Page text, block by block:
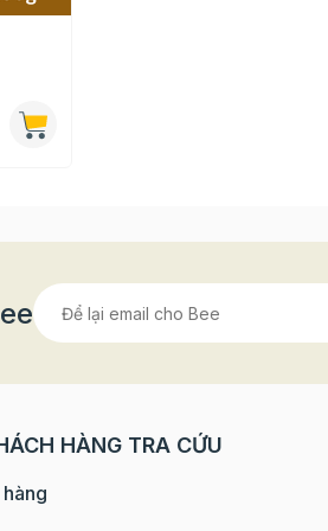
của khuôn hoặc cho bột vào để
HÀNG TRA CỨU